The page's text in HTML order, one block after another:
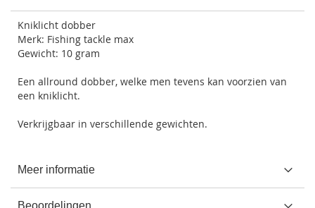
Kniklicht dobber
Merk: Fishing tackle max
Gewicht: 10 gram
Een allround dobber, welke men tevens kan voorzien van
een kniklicht.
Verkrijgbaar in verschillende gewichten.
Meer informatie
Beoordelingen